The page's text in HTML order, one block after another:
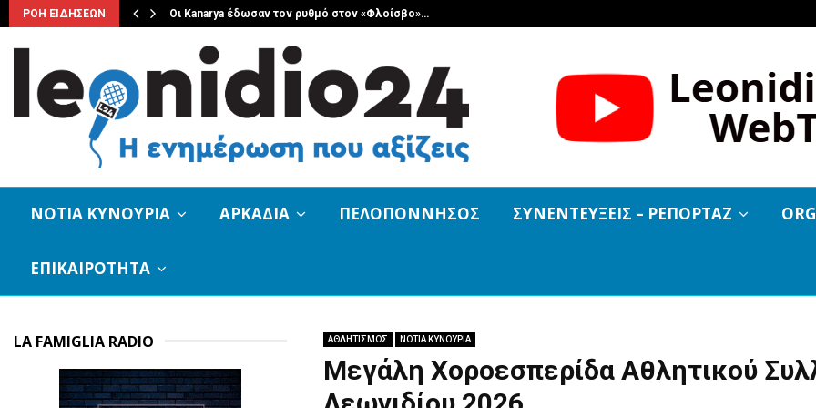
ΡΟΗ ΕΙΔΗΣΕΩΝ
8… Οι Kanarya έδωσαν τον ρυθμό στον «Φλοίσβο»…
ΝΟΤΙΑ ΚΥΝΟΥΡΙΑ ΑΡΚΑΔΙΑ ΠΕΛΟΠΟΝΝΗΣΟΣ ΣΥΝΕΝΤΕΥΞΕΙΣ – ΡΕΠΟΡΤΑΖ
ΕΠΙΚΑΙΡΟΤΗΤΑ
ΑΘΛΗΤΙΣΜΟΣ ΝΟΤΙΑ ΚΥΝΟΥΡΙΑ
Μεγάλη Χοροεσπερίδα Αθλητικού
LA FAMIGLIA RADIO